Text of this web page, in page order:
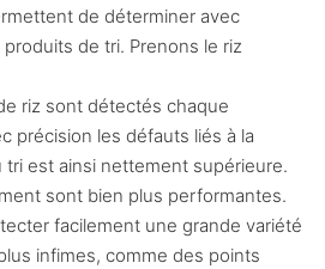
de déterminer avec
de tri. Prenons le riz
riz sont détectés chaque
précision les défauts liés à la
tri est ainsi nettement supérieure.
sont bien plus performantes.
facilement une grande variété
infimes, comme des points